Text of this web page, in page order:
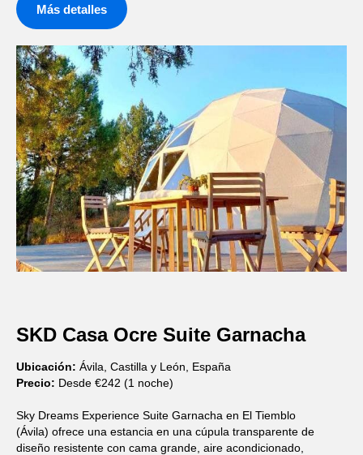
Más detalles
SKD Casa Ocre Suite Garnacha
Ubicación: Ávila, Castilla y León, España
Precio: Desde €242 (1 noche)
Sky Dreams Experience Suite Garnacha en El Tiemblo
(Ávila) ofrece una estancia en una cúpula transparente de
diseño resistente con cama grande, aire acondicionado,